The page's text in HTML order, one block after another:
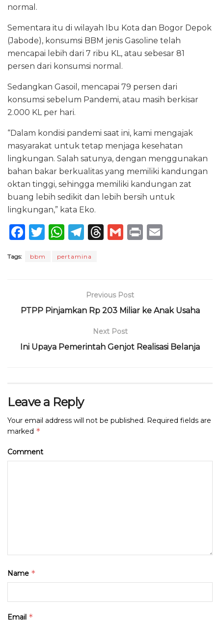
normal.
Sementara itu di wilayah Ibu Kota dan Bogor Depok
(Jabode), konsumsi BBM jenis Gasoline telah
mencapai lebih dari 7 ribu KL, atau sebesar 81
persen dari konsumsi normal.
Sedangkan Gasoil, mencapai 79 persen dari
konsumsi sebelum Pandemi, atau masih berkisar
2.000 KL per hari.
“Dalam kondisi pandemi saat ini, kami mengajak
masyarakat untuk tetap menjaga kesehatan
lingkungan. Salah satunya, dengan menggunakan
bahan bakar berkualitas yang memiliki kandungan
oktan tinggi, sehingga memiliki kandungan zat
buang lebih sedikit dan lebih bersih untuk
lingkungan,” kata Eko.
F
c
o
k
T
W
a
p
T
e
ra
m
T
d
s
G P
Tags: bbm pertamina
Previous Post
PTPP Pinjamkan Rp 203 Miliar ke Anak Usaha
Next Post
Ini Upaya Pemerintah Genjot Realisasi Belanja
Leave a Reply
Your email address will not be published. Required fields are
marked *
Comment
Name *
Email *